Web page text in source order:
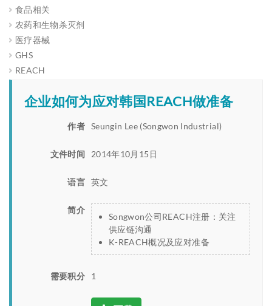
食品相关
农药和生物杀灭剂
医疗器械
GHS
REACH
企业如何为应对韩国REACH做准备
作者 Seungin Lee (Songwon Industrial)
文件时间 2014年10月15日
语言 英文
简介
Songwon公司REACH注册：关注
供应链沟通
K-REACH概况及应对准备
需要积分 1